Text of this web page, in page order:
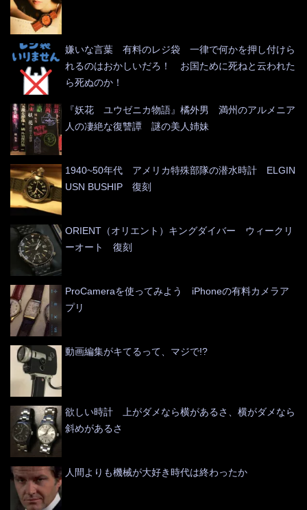
嫌いな言葉 有料のレジ袋 一律で何かを押し付けら
れるのはおかしいだろ！ お国ために死ねと云われた
ら死ぬのか！
『妖花 ユウゼニカ物語』橘外男 満州のアルメニア
人の凄絶な復讐譚 謎の美人姉妹
1940~50年代 アメリカ特殊部隊の潜水時計 ELGIN
USN BUSHIP 復刻
ORIENT（オリエント）キングダイバー ウィークリ
ーオート 復刻
ProCameraを使ってみよう iPhoneの有料カメラア
プリ
動画編集がキてるって、マジで!?
欲しい時計 上がダメなら横があるさ、横がダメなら
斜めがあるさ
人間よりも機械が大好き時代は終わったか